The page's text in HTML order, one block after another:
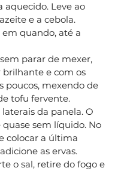
aquecido. Leve ao
e a cebola.
quando, até a
parar de mexer,
e com os
poucos, mexendo de
tofu fervente.
da panela. O
quase sem líquido. No
colocar a última
as ervas.
o sal, retire do fogo e